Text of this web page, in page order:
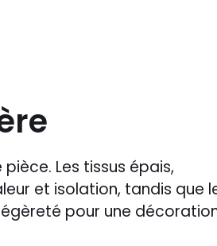
Les tissus épais,
et isolation, tandis que
pour une